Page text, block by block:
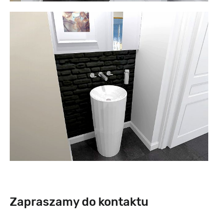
Zapraszamy do kontaktu